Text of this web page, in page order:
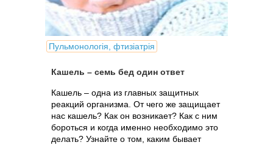
Пульмонологія, фтизіатрія
Кашель – семь бед один ответ
Кашель – одна из главных защитных
реакций организма. От чего же защищает
нас кашель? Как он возникает? Как с ним
бороться и когда именно необходимо это
делать? Узнайте о том, каким бывает